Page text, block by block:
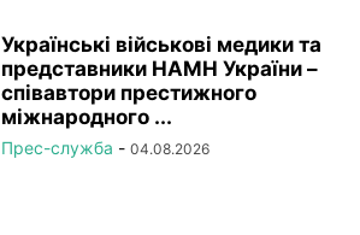
Українські військові медики та
представники НАМН України –
співавтори престижного
міжнародного ...
Прес-служба - 04.08.2026